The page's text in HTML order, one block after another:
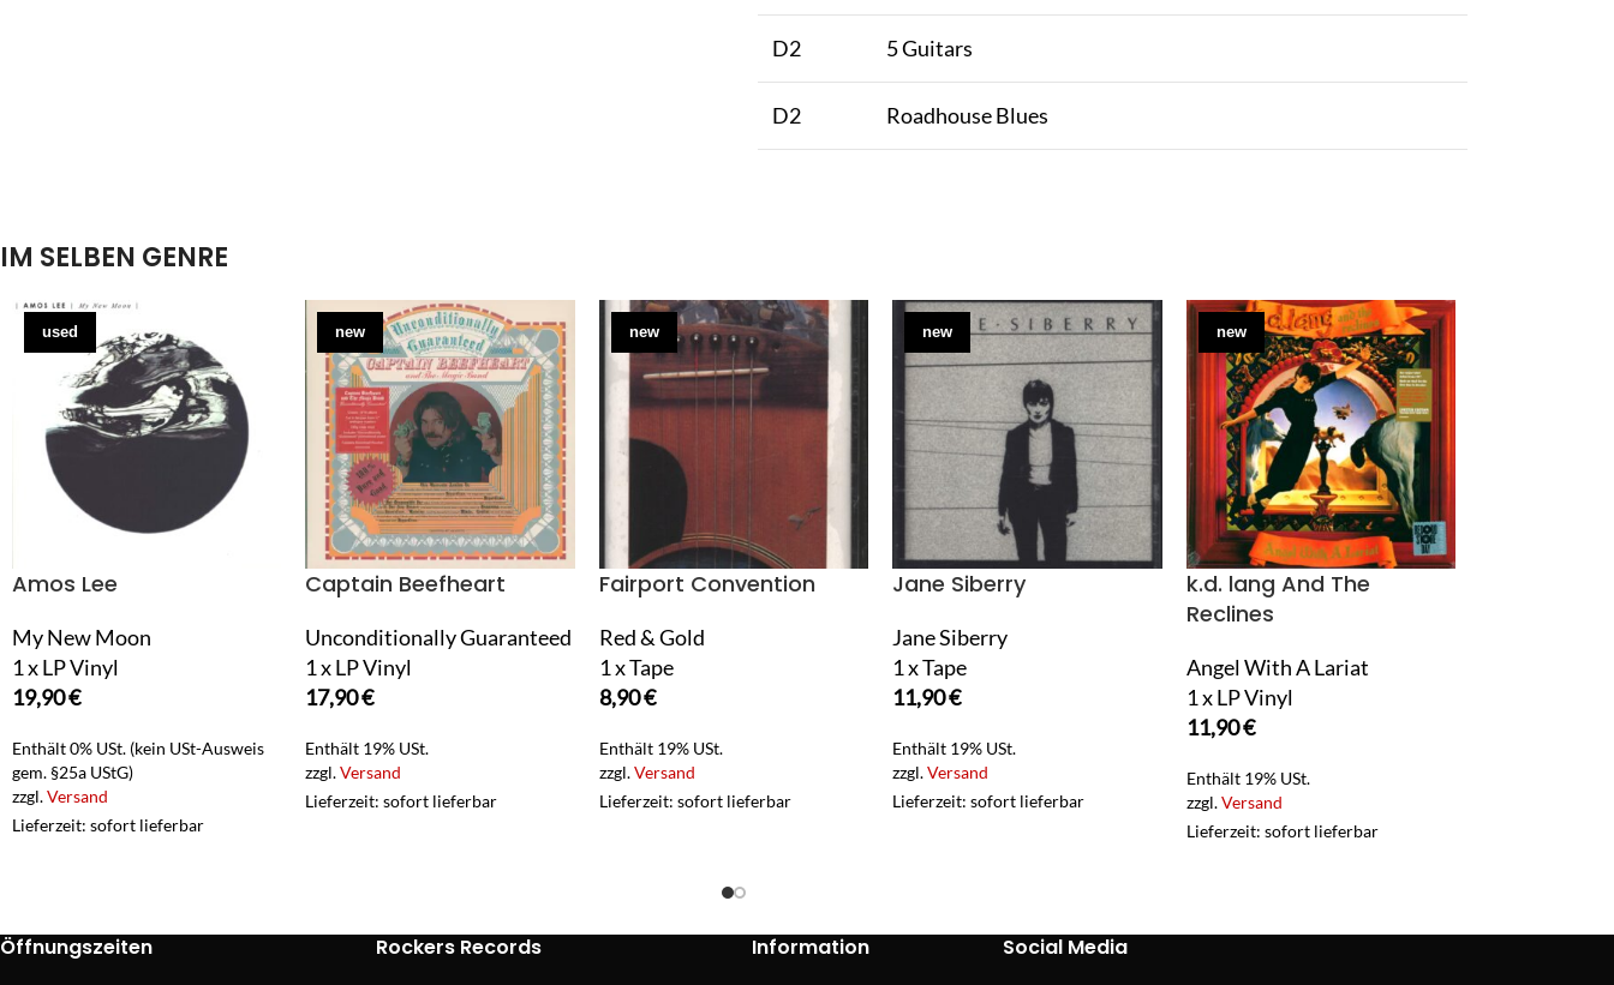
D2 5 Guitars
D2 Roadhouse Blues
IM SELBEN GENRE
used
Amos Lee
My New Moon
1 x LP Vinyl
19,90€
Enthält 0% USt. (kein USt-Ausweis
gem. §25a UStG)
zzgl.Versand
Lieferzeit: sofort lieferbar
new
Captain Beefheart
Unconditionally Guaranteed
1 x LP Vinyl
17,90€
Enthält 19% USt.
zzgl.Versand
Lieferzeit: sofort lieferbar
new
Fairport Convention
Red & Gold
1 x Tape
8,90€
Enthält 19% USt.
zzgl.Versand
Lieferzeit: sofort lieferbar
new
Jane Siberry
Jane Siberry
1 x Tape
11,90€
Enthält 19% USt.
zzgl.Versand
Lieferzeit: sofort lieferbar
new
k.d. lang And The
Reclines
Angel With A Lariat
1 x LP Vinyl
11,90€
Enthält 19% USt.
zzgl.Versand
Lieferzeit: sofort lieferbar
Öffnungszeiten Rockers Records Information Social Media